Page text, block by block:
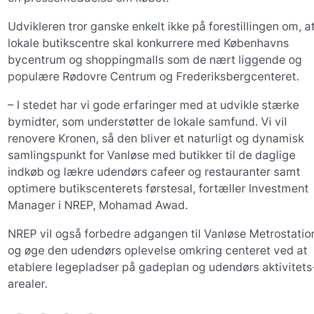
Udvikleren tror ganske enkelt ikke på forestillingen om, at
lokale butikscentre skal konkurrere med Københavns
bycentrum og shoppingmalls som de nært liggende og
populære Rødovre Centrum og Frederiksbergcenteret.
– I stedet har vi gode erfaringer med at udvikle stærke
bymidter, som understøtter de lokale samfund. Vi vil
renovere Kronen, så den bliver et naturligt og dynamisk
samlingspunkt for Vanløse med butikker til de daglige
indkøb og lækre udendørs cafeer og restauranter samt
optimere butikscenterets førstesal, fortæller Investment
Manager i NREP, Mohamad Awad.
NREP vil også forbedre adgangen til Vanløse
og øge den udendørs oplevelse omkring centeret ved at
etablere legepladser på gadeplan og udendørs
arealer.